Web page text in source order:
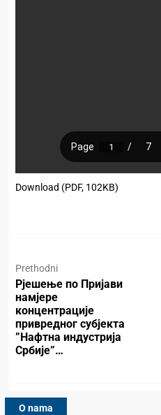
Download (PDF, 102KB)
Prethodni
Рјешење по Пријави
намјере
концентрације
привредног субјекта
”Нафтна индустрија
Србије”…
O nama